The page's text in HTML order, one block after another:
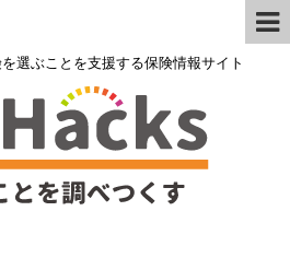
選ぶことを支援する保険情報サイト